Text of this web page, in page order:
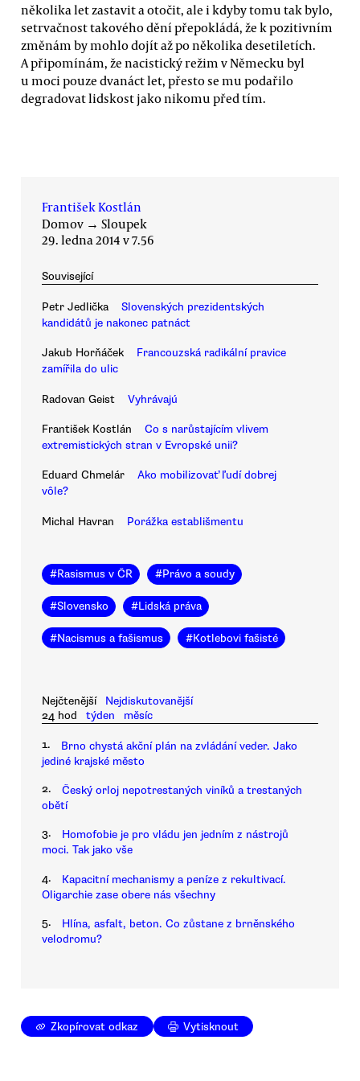
několika let zastavit a otočit, ale i kdyby tomu tak bylo,
setrvačnost takového dění přepokládá, že k pozitivním
změnám by mohlo dojít až po několika desetiletích.
A připomínám, že nacistický režim v Německu byl
u moci pouze dvanáct let, přesto se mu podařilo
degradovat lidskost jako nikomu před tím.
František Kostlán
Domov → Sloupek
29. ledna 2014 v 7.56
Související
Petr Jedlička
Slovenských prezidentských
kandidátů je nakonec patnáct
Jakub Horňáček
Francouzská radikální pravice
zamířila do ulic
Radovan Geist Vyhrávajú
František Kostlán
Co s narůstajícím vlivem
extremistických stran v Evropské unii?
Eduard Chmelár
Ako mobilizovať ľudí dobrej
vôle?
Michal Havran Porážka establišmentu
#Rasismus v ČR #Právo a soudy
#Slovensko #Lidská práva
#Nacismus a fašismus #Kotlebovi fašisté
Nejčtenější
Nejdiskutovanější
24 hod
týden měsíc
1.
Brno chystá akční plán na zvládání veder. Jako
jediné krajské město
2.
Český orloj nepotrestaných viníků a trestaných
obětí
3.
Homofobie je pro vládu jen jedním z nástrojů
moci. Tak jako vše
4.
Kapacitní mechanismy a peníze z rekultivací.
Oligarchie zase obere nás všechny
5.
Hlína, asfalt, beton. Co zůstane z brněnského
velodromu?
Zkopírovat odkaz Vytisknout